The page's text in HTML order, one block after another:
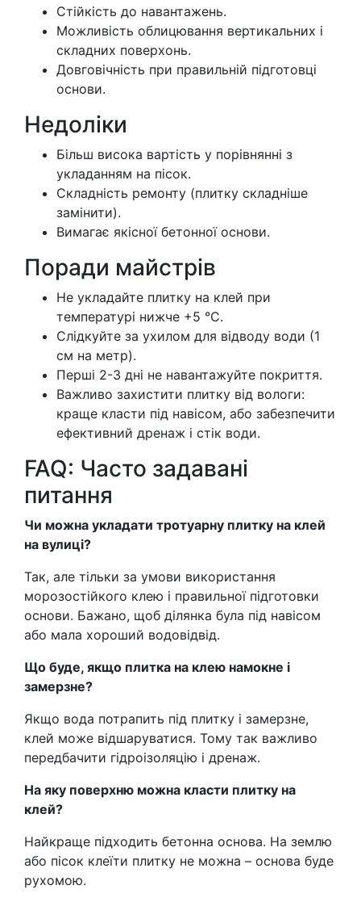
Стійкість до навантажень.
Можливість облицювання вертикальних і
складних поверхонь.
Довговічність при правильній підготовці
основи.
Недоліки
Більш висока вартість у порівнянні з
укладанням на пісок.
Складність ремонту (плитку складніше
замінити).
Вимагає якісної бетонної основи.
Поради майстрів
Не укладайте плитку на клей при
температурі нижче +5 °C.
Слідкуйте за ухилом для відводу води (1
см на метр).
Перші 2-3 дні не навантажуйте покриття.
Важливо захистити плитку від вологи:
краще класти під навісом, або забезпечити
ефективний дренаж і стік води.
FAQ: Часто задавані
питання
Чи можна укладати тротуарну плитку на клей
на вулиці?
Так, але тільки за умови використання
морозостійкого клею і правильної підготовки
основи. Бажано, щоб ділянка була під навісом
або мала хороший водовідвід.
Що буде, якщо плитка на клею намокне і
замерзне?
Якщо вода потрапить під плитку і замерзне,
клей може відшаруватися. Тому так важливо
передбачити гідроізоляцію і дренаж.
На яку поверхню можна класти плитку на
клей?
Найкраще підходить бетонна основа. На землю
або пісок клеїти плитку не можна – основа буде
рухомою.